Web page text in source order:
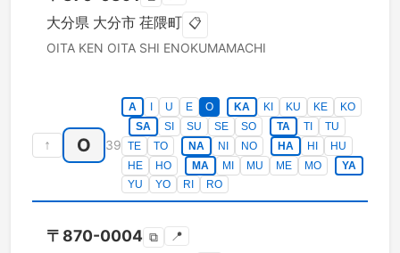
大分県 大分市 荏隈町 📋
OITA KEN OITA SHI ENOKUMAMACHI
↑ O 39
A U E O KA KI KU KE
KO
SA
SI SU SE SO TA TI
TU
TE
TO NA NI NO HA HI
HU
HE
HO MA MI MU ME MO
YA
YU
YO RI RO
〒 870-0004 ⧉ 📍